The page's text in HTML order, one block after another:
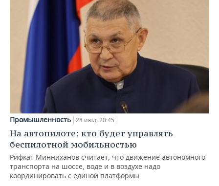
Промышленность 28 июл, 20:45
На автопилоте: кто будет управлять
беспилотной мобильностью
Рифкат Минниханов считает, что движение автономного
транспорта на шоссе, воде и в воздухе надо
координировать с единой платформы